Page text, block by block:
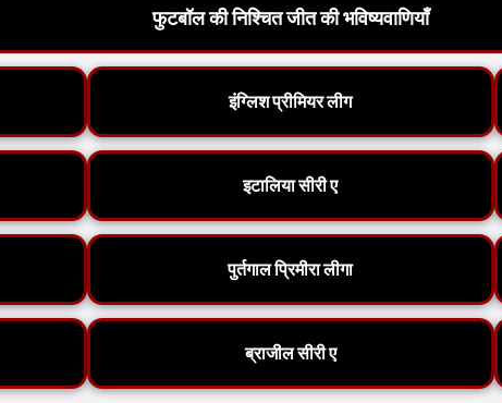
फुटबॉल की निश्चित जीत की भविष्यवाणियाँ
इंग्लिश प्रीमियर लीग
इटालिया सीरी ए
पुर्तगाल प्रिमीरा लीगा
ब्राजील सीरी ए